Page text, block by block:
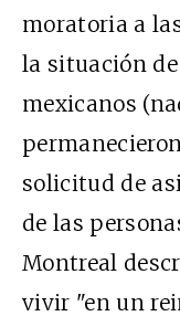
moratoria a
la situación
mexicanos
solicitud de
de las
Montreal
vivir "en un